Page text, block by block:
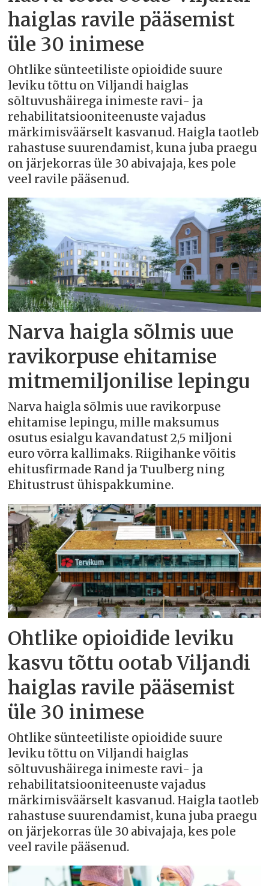
haiglas ravile pääsemist
üle 30 inimese
Ohtlike sünteetiliste opioidide suure
leviku tõttu on Viljandi haiglas
sõltuvushäirega inimeste ravi- ja
rehabilitatsiooniteenuste vajadus
märkimisväärselt kasvanud. Haigla taotleb
rahastuse suurendamist, kuna juba praegu
on järjekorras üle 30 abivajaja, kes pole
veel ravile pääsenud.
Narva haigla sõlmis uue
ravikorpuse ehitamise
mitmemiljonilise lepingu
Narva haigla sõlmis uue ravikorpuse
ehitamise lepingu, mille maksumus
osutus esialgu kavandatust 2,5 miljoni
euro võrra kallimaks. Riigihanke võitis
ehitusfirmade Rand ja Tuulberg ning
Ehitustrust ühispakkumine.
Ohtlike opioidide leviku
kasvu tõttu ootab Viljandi
haiglas ravile pääsemist
üle 30 inimese
Ohtlike sünteetiliste opioidide suure
leviku tõttu on Viljandi haiglas
sõltuvushäirega inimeste ravi- ja
rehabilitatsiooniteenuste vajadus
märkimisväärselt kasvanud. Haigla taotleb
rahastuse suurendamist, kuna juba praegu
on järjekorras üle 30 abivajaja, kes pole
veel ravile pääsenud.